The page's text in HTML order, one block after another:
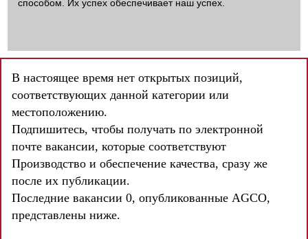
способом. Их успех обеспечивает наш успех.
В настоящее время нет открытых позиций,
соответствующих данной категории или
местоположению.
Подпишитесь, чтобы получать по электронной
почте вакансии, которые соответствуют
Производство и обеспечение качества, сразу же
после их публикации.
Последние вакансии 0, опубликованные AGCO,
представлены ниже.